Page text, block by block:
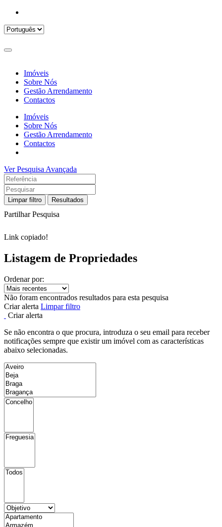
Imóveis
Sobre Nós
Gestão Arrendamento
Contactos
Imóveis
Sobre Nós
Gestão Arrendamento
Contactos
Ver Pesquisa Avançada
Limpar filtro Resultados
Partilhar Pesquisa
Link copiado!
Listagem de Propriedades
Ordenar por:
Não foram encontrados resultados para esta pesquisa
Criar alerta Limpar filtro
Criar alerta
Se não encontra o que procura, introduza o seu email para receber
notificações sempre que existir um imóvel com as características
abaixo selecionadas.